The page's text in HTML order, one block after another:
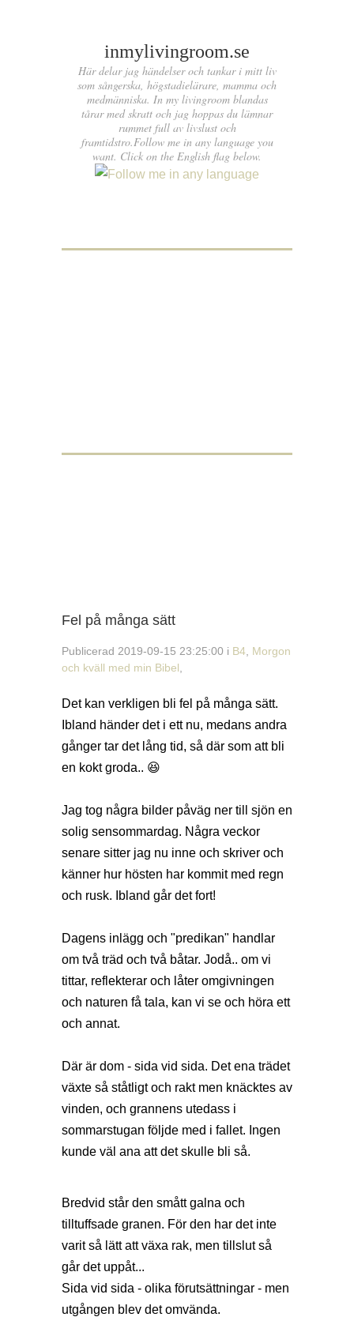
inmylivingroom.se
Här delar jag händelser och tankar i mitt liv
som sångerska, högstadielärare, mamma och
medmänniska. In my livingroom blandas
tårar med skratt och jag hoppas du lämnar
rummet full av livslust och
framtidstro.Follow me in any language you
want. Click on the English flag below.
Fel på många sätt
Publicerad 2019-09-15 23:25:00 i B4 Morgon
och kväll med min Bibel
Det kan verkligen bli fel på många sätt.
Ibland händer det i ett nu, medans andra
gånger tar det lång tid, så där som att bli
en kokt groda.. 😆
Jag tog några bilder påväg ner till sjön en
solig sensommardag. Några veckor
senare sitter jag nu inne och skriver och
känner hur hösten har kommit med regn
och rusk. Ibland går det fort!
Dagens inlägg och "predikan" handlar
om två träd och två båtar. Jodå.. om vi
tittar, reflekterar och låter omgivningen
och naturen få tala, kan vi se och höra ett
och annat.
Där är dom - sida vid sida. Det ena trädet
växte så ståtligt och rakt men knäcktes av
vinden, och grannens utedass i
sommarstugan följde med i fallet. Ingen
kunde väl ana att det skulle bli så.
Bredvid står den smått galna och
tilltuffsade granen. För den har det inte
varit så lätt att växa rak, men tillslut så
går det uppåt...
Sida vid sida - olika förutsättningar - men
utgången blev det omvända.